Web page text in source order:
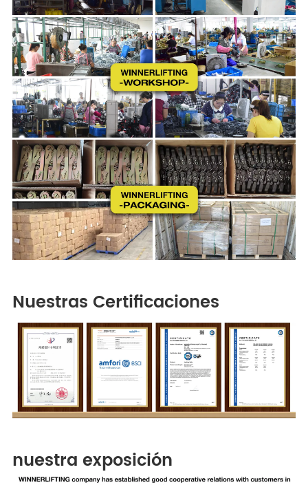
Nuestras Certificaciones
nuestra exposición